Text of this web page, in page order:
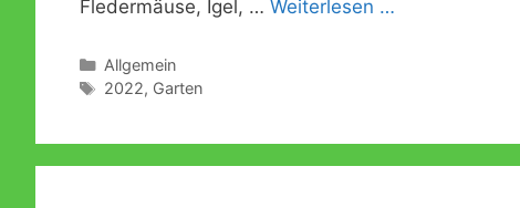
Fledermäuse, Igel, … Weiterlesen …
Kategorien
Allgemein
Schlagwörter
2022, Garten